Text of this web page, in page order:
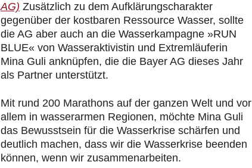
AG) Zusätzlich zu dem Aufklärungscharakter
gegenüber der kostbaren Ressource Wasser, sollte
die AG aber auch an die Wasserkampagne »RUN
BLUE« von Wasseraktivistin und Extremläuferin
Mina Guli anknüpfen, die die Bayer AG dieses Jahr
als Partner unterstützt.
Mit rund 200 Marathons auf der ganzen Welt und vor
allem in wasserarmen Regionen, möchte Mina Guli
das Bewusstsein für die Wasserkrise schärfen und
deutlich machen, dass wir die Wasserkrise beenden
können, wenn wir zusammenarbeiten.